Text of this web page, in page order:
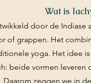
Wat is
door de Indiase
of grappen. Het
yoga. Het idee
beide vormen
Daarom zeggen we in